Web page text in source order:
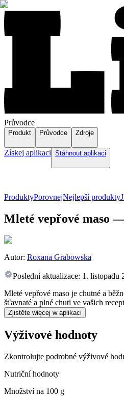
Průvodce
Produkt Průvodce Zdroje
Získej aplikaci Stáhnout aplikaci
ProduktyPorovnejNejlepší produkty
Mleté vepřové maso
Autor: Roxana Grabowska
Poslední aktualizace: 1. listopadu
Mleté vepřové maso je chutné a
šťavnaté a plné chuti ve vašich
Zjistěte więcej w aplikaci
Výživové hodnoty
Zkontrolujte podrobné výživové
Nutriční hodnoty
Množství na 100 g